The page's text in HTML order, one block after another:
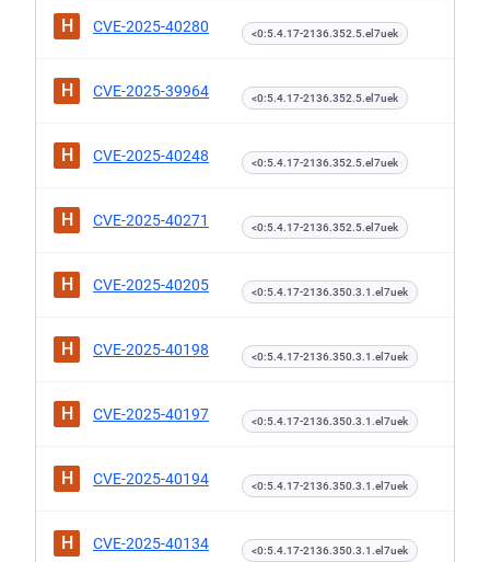
H CVE-2025-40280 <0:5.4.17-2136.352.5.el7uek
H CVE-2025-39964 <0:5.4.17-2136.352.5.el7uek
H CVE-2025-40248 <0:5.4.17-2136.352.5.el7uek
H CVE-2025-40271 <0:5.4.17-2136.352.5.el7uek
H CVE-2025-40205 <0:5.4.17-2136.350.3.1.el7uek
H CVE-2025-40198 <0:5.4.17-2136.350.3.1.el7uek
H CVE-2025-40197 <0:5.4.17-2136.350.3.1.el7uek
H CVE-2025-40194 <0:5.4.17-2136.350.3.1.el7uek
H CVE-2025-40134 <0:5.4.17-2136.350.3.1.el7uek